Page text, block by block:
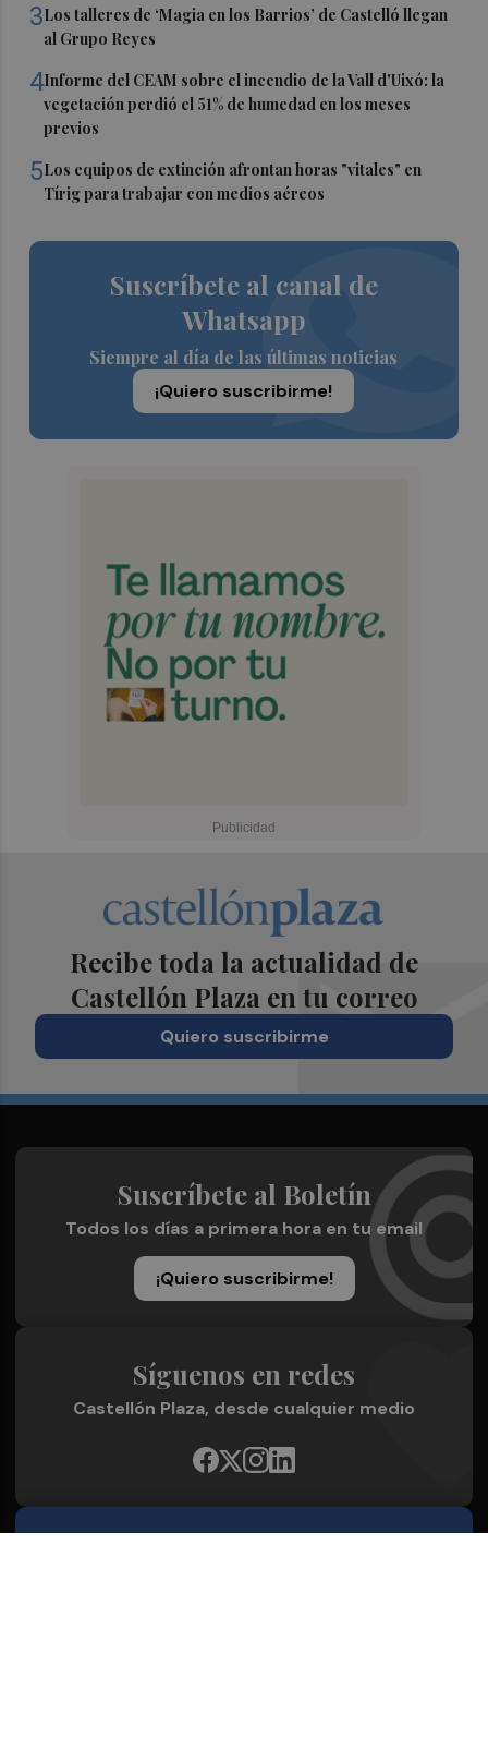
3Los talleres de ‘Magia en los Barrios’ de Castelló llegan
al Grupo Reyes
4Informe del CEAM sobre el incendio de la Vall d'Uixó: la
vegetación perdió el 51% de humedad en los meses
previos
5Los equipos de extinción afrontan horas "vitales" en
Tírig para trabajar con medios aéreos
Suscríbete al canal de
Whatsapp
Siempre al día de las últimas noticias
¡Quiero suscribirme!
Recibe toda la actualidad de
Castellón Plaza en tu correo
Quiero suscribirme
Suscríbete al Boletín
Todos los días a primera hora en tu email
¡Quiero suscribirme!
Síguenos en redes
Castellón Plaza, desde cualquier medio